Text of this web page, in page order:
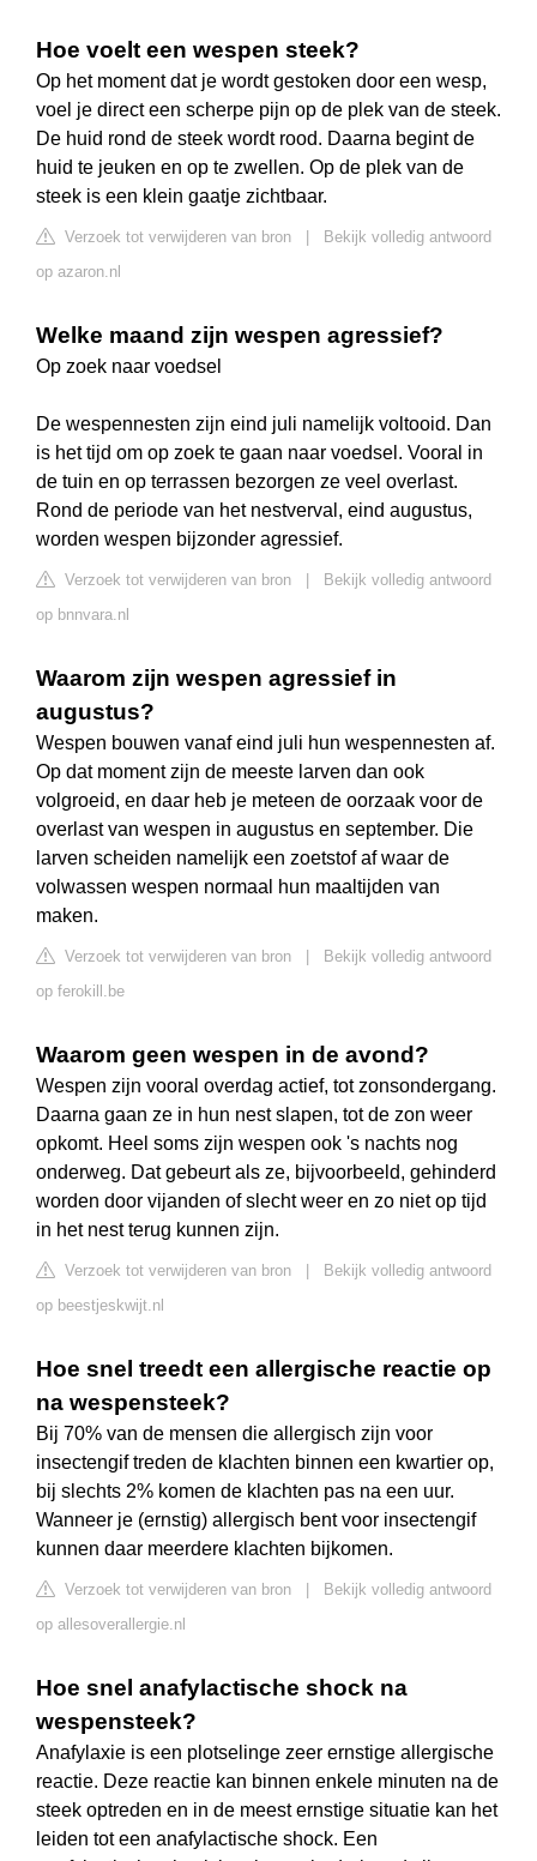
Hoe voelt een wespen steek?
Op het moment dat je wordt gestoken door een wesp,
voel je direct een scherpe pijn op de plek van de steek.
De huid rond de steek wordt rood. Daarna begint de
huid te jeuken en op te zwellen. Op de plek van de
steek is een klein gaatje zichtbaar.
Verzoek tot verwijderen van bron
Bekijk volledig antwoord
op azaron.nl
Welke maand zijn wespen agressief?
Op zoek naar voedsel
De wespennesten zijn eind juli namelijk voltooid. Dan
is het tijd om op zoek te gaan naar voedsel. Vooral in
de tuin en op terrassen bezorgen ze veel overlast.
Rond de periode van het nestverval, eind augustus,
worden wespen bijzonder agressief.
Verzoek tot verwijderen van bron
Bekijk volledig antwoord
op bnnvara.nl
Waarom zijn wespen agressief in
augustus?
Wespen bouwen vanaf eind juli hun wespennesten af.
Op dat moment zijn de meeste larven dan ook
volgroeid, en daar heb je meteen de oorzaak voor de
overlast van wespen in augustus en september. Die
larven scheiden namelijk een zoetstof af waar de
volwassen wespen normaal hun maaltijden van
maken.
Verzoek tot verwijderen van bron
Bekijk volledig antwoord
op ferokill.be
Waarom geen wespen in de avond?
Wespen zijn vooral overdag actief, tot zonsondergang.
Daarna gaan ze in hun nest slapen, tot de zon weer
opkomt. Heel soms zijn wespen ook 's nachts nog
onderweg. Dat gebeurt als ze, bijvoorbeeld, gehinderd
worden door vijanden of slecht weer en zo niet op tijd
in het nest terug kunnen zijn.
Verzoek tot verwijderen van bron
Bekijk volledig antwoord
op beestjeskwijt.nl
Hoe snel treedt een allergische reactie op
na wespensteek?
Bij 70% van de mensen die allergisch zijn voor
insectengif treden de klachten binnen een kwartier op,
bij slechts 2% komen de klachten pas na een uur.
Wanneer je (ernstig) allergisch bent voor insectengif
kunnen daar meerdere klachten bijkomen.
Verzoek tot verwijderen van bron
Bekijk volledig antwoord
op allesoverallergie.nl
Hoe snel anafylactische shock na
wespensteek?
Anafylaxie is een plotselinge zeer ernstige allergische
reactie. Deze reactie kan binnen enkele minuten na de
steek optreden en in de meest ernstige situatie kan het
leiden tot een anafylactische shock. Een